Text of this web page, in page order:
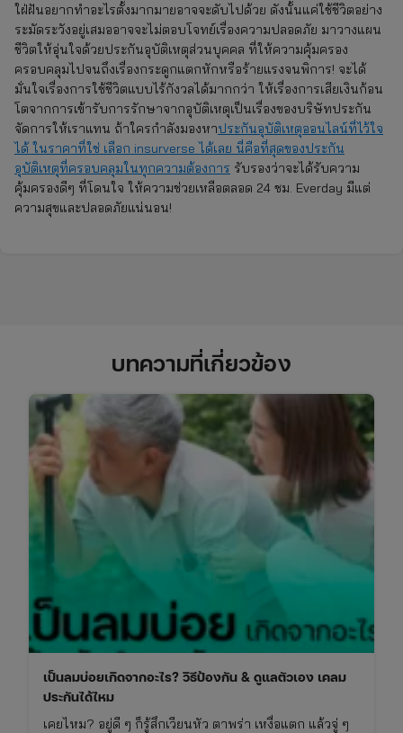
ใฝ่ฝันอยากทำอะไรตั้งมากมายอาจจะดับไปด้วย ดังนั้นแค่ใช้ชีวิตอย่าง
ระมัดระวังอยู่เสมออาจจะไม่ตอบโจทย์เรื่องความปลอดภัย มาวางแผน
ชีวิตให้อุ่นใจด้วยประกันอุบัติเหตุส่วนบุคคล ที่ให้ความคุ้มครอง
ครอบคลุมไปจนถึงเรื่องกระดูกแตกหักหรือร้ายแรงจนพิการ! จะได้
มั่นใจเรื่องการใช้ชีวิตแบบไร้กังวลได้มากกว่า ให้เรื่องการเสียเงินก้อน
โตจากการเข้ารับการรักษาจากอุบัติเหตุเป็นเรื่องของบริษัทประกัน
จัดการให้เราแทน ถ้าใครกำลังมองหาประกันอุบัติเหตุออนไลน์ที่ไว้ใจ
ได้ ในราคาที่ใช่ เลือก insurverse ได้เลย นี่คือที่สุดของประกัน
อุบัติเหตุที่ครอบคลุมในทุกความต้องการ รับรองว่าจะได้รับความ
คุ้มครองดีๆ ที่โดนใจ ให้ความช่วยเหลือตลอด 24 ชม. Everday มีแต่
ความสุขและปลอดภัยแน่นอน!
บทความที่เกี่ยวข้อง
เป็นลมบ่อยเกิดจากอะไร? วิธีป้องกัน & ดูแลตัวเอง เคลม
ประกันได้ไหม
เคยไหม? อยู่ดี ๆ ก็รู้สึกเวียนหัว ตาพร่า เหงื่อแตก แล้วจู่ ๆ